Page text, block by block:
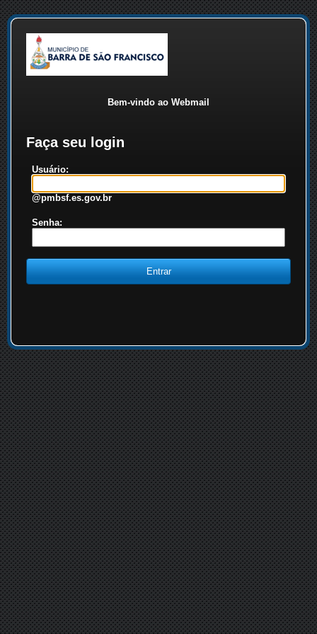
Bem-vindo ao Webmail
Faça seu login
Usuário:
@pmbsf.es.gov.br
Senha: